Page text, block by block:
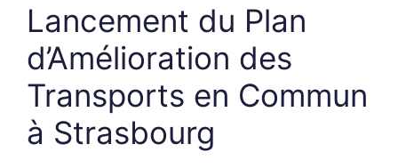
Lancement du Plan
d’Amélioration des
Transports en Commun
à Strasbourg